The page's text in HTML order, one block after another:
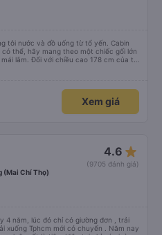
tôi nước và đồ uống từ tổ yến. Cabin
thể, hãy mang theo một chiếc gối lớn
lắm. Đối với chiều cao 178 cm của tôi
Tôi chọn khởi hành từ văn phòng ở
với thời gian quy định
Xem giá
4.6 star_rate
(9705 đánh giá)
(Mai Chí Thọ)
4 năm, lúc đó chỉ có giường đơn , trải
xuống Tphcm mới có chuyến . Năm nay